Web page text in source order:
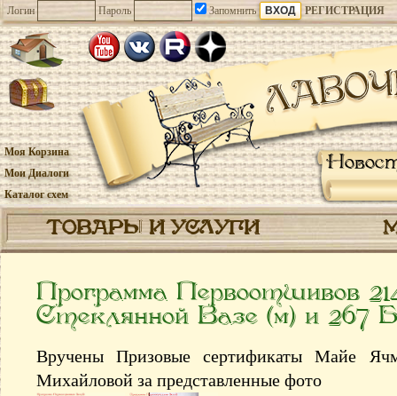
Логин Пароль Запомнить РЕГИСТРАЦИЯ
Моя Корзина
Мои Диалоги
Каталог схем
ТОВАРЫ И УСЛУГИ
Программа Первоотшивов
Стеклянной Вазе (м) и 267
Вручены Призовые сертификаты Майе
Михайловой за представленные фото